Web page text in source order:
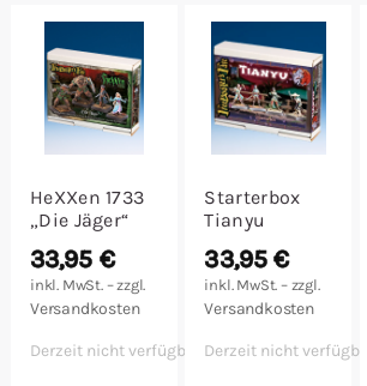
Malen/Modellbau
Rollenspiele
Sammelkartenspiele
Spielzubehör
Tabletop
Würfel
HeXXen 1733
„Die Jäger“
33,95 €
inkl. MwSt. – zzgl.
Versandkosten
Derzeit nicht verfügbar
Starterbox
Tianyu
33,95€
inkl. MwSt. – zzgl.
Versandkosten
Derzeit nicht verfügbar